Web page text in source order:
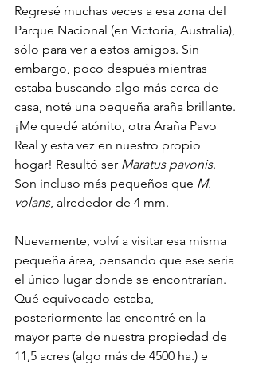
Regresé muchas veces a esa zona del
Parque Nacional (en Victoria, Australia),
sólo para ver a estos amigos. Sin
embargo, poco después mientras
estaba buscando algo más cerca de
casa, noté una pequeña araña brillante.
¡Me quedé atónito, otra Araña Pavo
Real y esta vez en nuestro propio
hogar! Resultó ser Maratus pavonis.
Son incluso más pequeños que M.
volans, alrededor de 4 mm.
Nuevamente, volví a visitar esa misma
pequeña área, pensando que ese sería
el único lugar donde se encontrarían.
Qué equivocado estaba,
posteriormente las encontré en la
mayor parte de nuestra propiedad de
11,5 acres (algo más de 4500 ha.) e